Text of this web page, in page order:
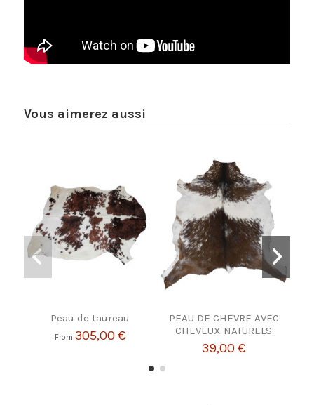
Vous aimerez aussi
Peau de taureau
From 305,00 €
PEAU DE CHEVRE AVEC
CHEVEUX NATURELS
39,00 €